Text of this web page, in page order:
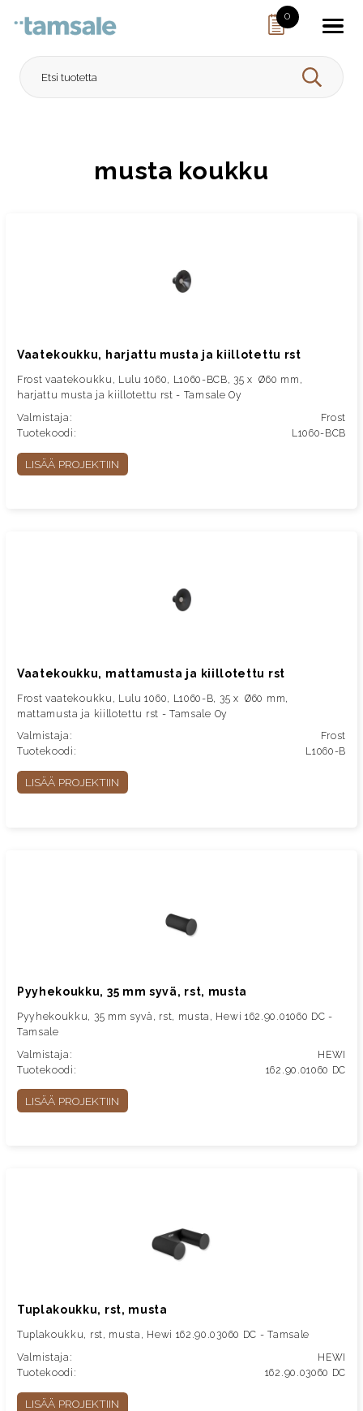
0
HAE
musta koukku
Vaatekoukku, harjattu musta ja kiillotettu rst
Frost vaatekoukku, Lulu 1060, L1060-BCB, 35 x Ø60 mm,
harjattu musta ja kiillotettu rst - Tamsale Oy
Valmistaja:
Frost
Tuotekoodi:
L1060-BCB
LISÄÄ PROJEKTIIN
Vaatekoukku, mattamusta ja kiillotettu rst
Frost vaatekoukku, Lulu 1060, L1060-B, 35 x Ø60 mm,
mattamusta ja kiillotettu rst - Tamsale Oy
Valmistaja:
Frost
Tuotekoodi:
L1060-B
LISÄÄ PROJEKTIIN
Pyyhekoukku, 35 mm syvä, rst, musta
Pyyhekoukku, 35 mm syvä, rst, musta, Hewi 162.90.01060 DC -
Tamsale
Valmistaja:
HEWI
Tuotekoodi:
162.90.01060 DC
LISÄÄ PROJEKTIIN
Tuplakoukku, rst, musta
Tuplakoukku, rst, musta, Hewi 162.90.03060 DC - Tamsale
Valmistaja:
HEWI
Tuotekoodi:
162.90.03060 DC
LISÄÄ PROJEKTIIN